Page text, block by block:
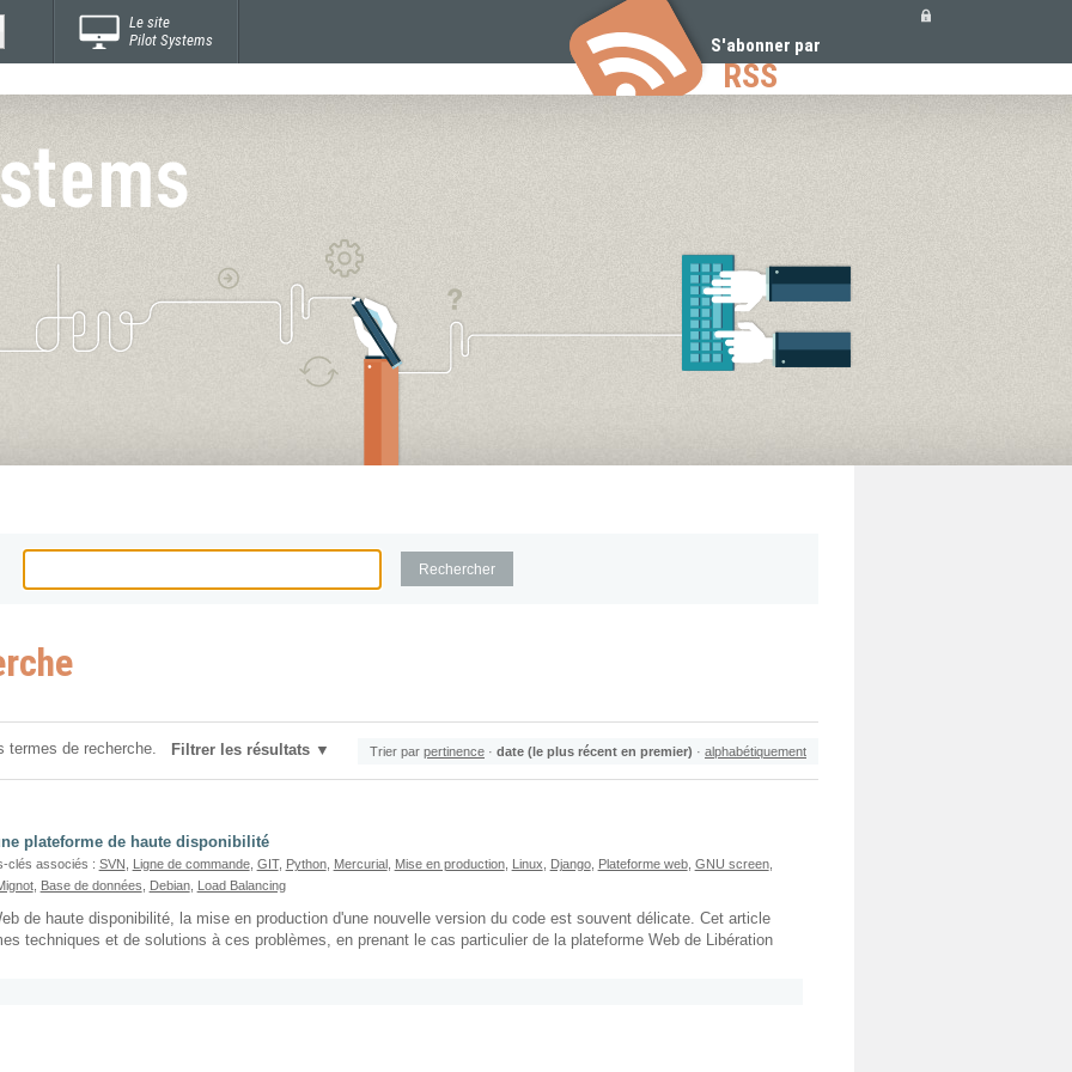
Le site
Pilot Systems
S'abonner par
RSS
termes de recherche. Filtrer les résultats Trier par pertinence · date (le plus récent en premier) · alphabétiquement
plateforme de haute disponibilité
clés associés : SVN Ligne de commande, GIT, Python, Mercurial, Mise en production, Linux Django, Plateforme web, GNU screen,
, Base de données Debian, Load Balancing
de haute disponibilité, la mise en production d'une nouvelle version du code est souvent délicate. Cet article
techniques et de solutions à ces problèmes, en prenant le cas particulier de la plateforme Web de Libération